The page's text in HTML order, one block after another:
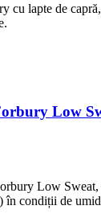
cu lapte de
Low
Low Sweat,
în condiții de